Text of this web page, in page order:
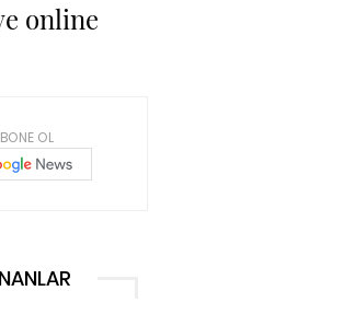
online
OL